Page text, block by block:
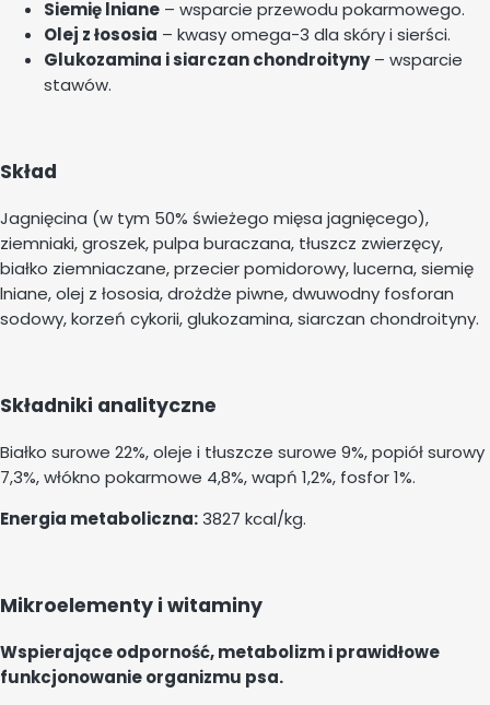
Siemię lniane – wsparcie przewodu pokarmowego.
Olej z łososia – kwasy omega-3 dla skóry i sierści.
Glukozamina i siarczan chondroityny– wsparcie
stawów.
Skład
Jagnięcina (w tym 50% świeżego mięsa jagnięcego),
ziemniaki, groszek, pulpa buraczana, tłuszcz zwierzęcy,
białko ziemniaczane, przecier pomidorowy, lucerna, siemię
lniane, olej z łososia, drożdże piwne, dwuwodny fosforan
sodowy, korzeń cykorii, glukozamina, siarczan chondroityny.
Składniki analityczne
Białko surowe 22%, oleje i tłuszcze surowe 9%, popiół surowy
7,3%, włókno pokarmowe 4,8%, wapń 1,2%, fosfor 1%.
Energia metaboliczna:3827 kcal/kg.
Mikroelementy i witaminy
Wspierające odporność, metabolizm i prawidłowe
funkcjonowanie organizmu psa.